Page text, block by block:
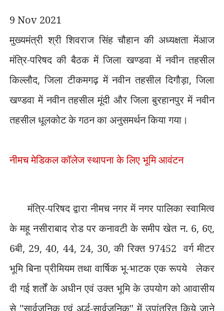
9 Nov 2021
मुख्यमंत्री श्री शिवराज सिंह चौहान की अध्यक्षता मेंआज
मंत्रि-परिषद की बैठक में जिला खण्डवा में नवीन तहसील
किल्लौद,जिला टीकमगढ़ में नवीन तहसील दिगौड़ा,जिला
खण्डवा में नवीन तहसील मूंदी और जिला बुरहानपुर में नवीन
तहसील धूलकोट के गठन का अनुसमर्थन किया गया।
नीमच मेडिकल कॉलेज स्थापना के लिए भूमि आवंटन
मंत्रि-परिषद द्वारा नीमच नगर में नगर पालिका स्वामित्व
के महू नसीराबाद रोड पर कनावटी के समीप खेत न. 6, 6ए,
6बी, 29,40, 44, 24, 30,की रिक्त 97452 वर्ग मीटर
भूमि बिना प्रीमियम तथा वार्षिक भू-भाटक एक रूपये
लेकर
दी गई शर्तों के अधीन एवं उक्त भूमि के उपयोग को आवासीय
से "सार्वजनिक एवं अर्द्ध-सार्वजनिक" में उपांतरित किये जाने